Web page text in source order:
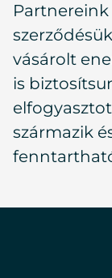
vásárolt
is
származik